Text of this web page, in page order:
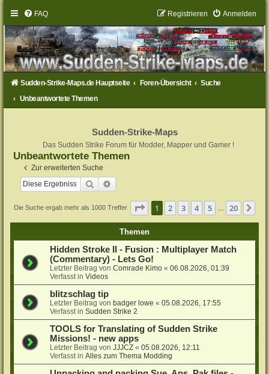
FAQ Anmelden
Registrieren
Sudden-Strike-Maps.de Hauptseite Foren-Übersicht
Suche
Unbeantwortete Themen
Sudden-Strike-Maps
Das Sudden Strike Forum für Modder, Mapper und Gamer !
Unbeantwortete Themen
Zur erweiterten Suche
Suche
Die Suche ergab mehr als 1000 Treffer Seite 1von 20
1 2 3 4 5 20
Themen
Hidden Stroke II - Fusion : Multiplayer Match
(Commentary) - Lets Go!
Letzter Beitrag vonComrade Kimo «06.08.2026, 01:39
Verfasst inVideos
blitzschlag tip
Letzter Beitrag vonbadger lowe «05.08.2026, 17:55
Verfasst inSudden Strike 2
TOOLS for Translating of Sudden Strike
Missions! - new apps
Letzter Beitrag vonJJJCZ «05.08.2026, 12:11
Verfasst inAlles zum Thema Modding